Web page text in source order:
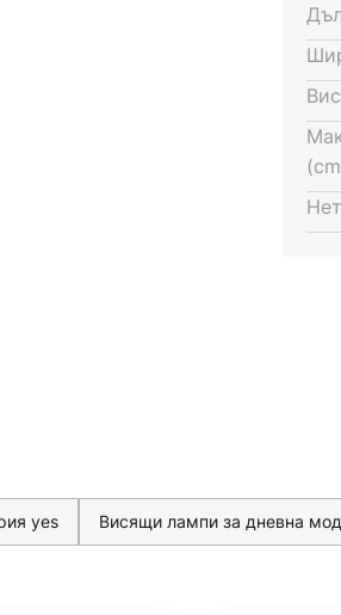
yes Висящи лампи за дневна